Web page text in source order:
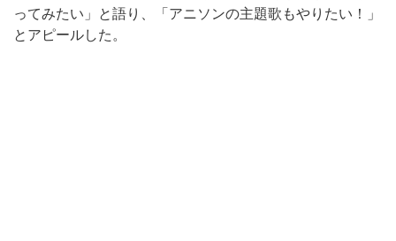
ってみたい」と語り、「アニソンの主題歌もやりたい！」
とアピールした。